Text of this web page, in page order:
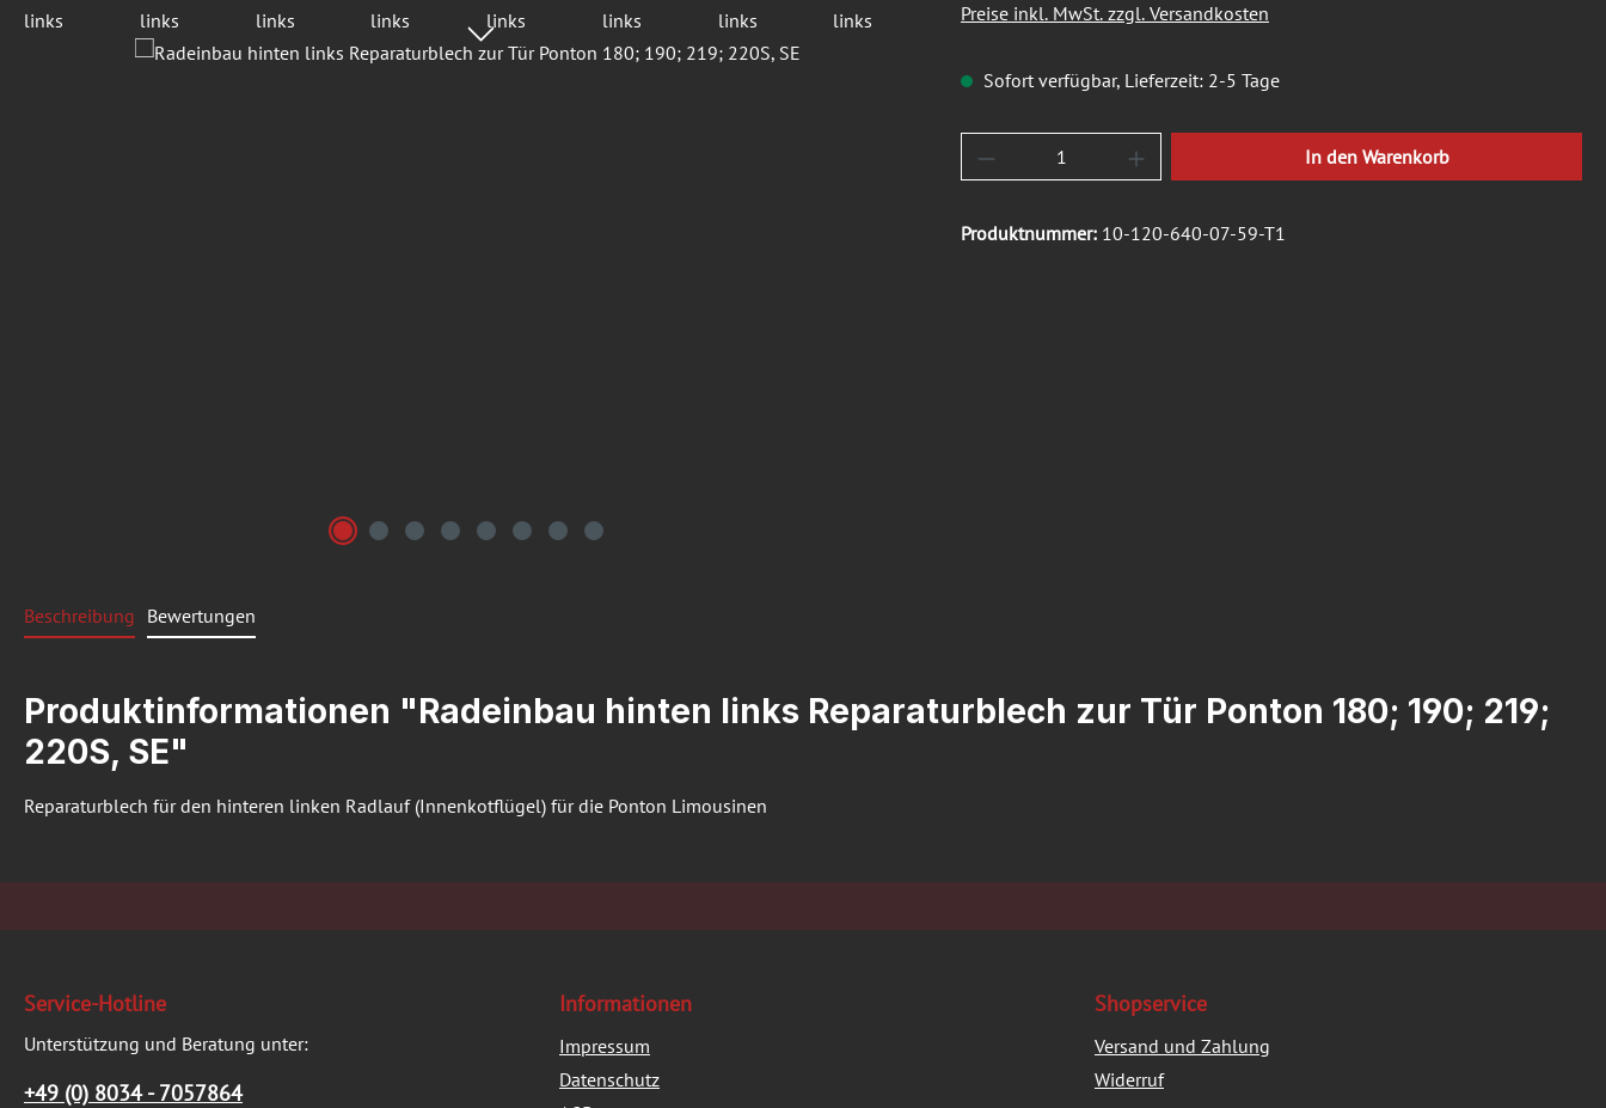
Preise inkl. MwSt. zzgl. Versandkosten
Sofort verfügbar, Lieferzeit: 2-5 Tage
Produkt Anzahl: Gib den gewünschten Wert ein
In den Warenkorb
Produktnummer: 10-120-640-07-59-T1
Beschreibung Bewertungen
Produktinformationen "Radeinbau hinten links Reparaturblech zur Tür Ponton 180; 190; 219;
220S, SE"
Reparaturblech für den hinteren linken Radlauf (Innenkotflügel) für die Ponton Limousinen
Service-Hotline
Unterstützung und Beratung unter:
+49 (0) 8034 - 7057864
Informationen
Impressum
Datenschutz
Shopservice
Versand und Zahlung
Widerruf